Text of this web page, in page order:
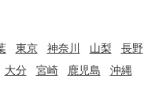
東京 神奈川 山梨 長野
大分 宮崎 鹿児島 沖縄